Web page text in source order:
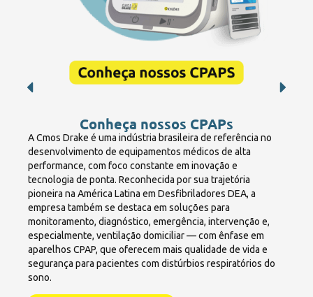
Conheça nossos CPAPs
A Cmos Drake é uma indústria brasileira de referência no
desenvolvimento de equipamentos médicos de alta
performance, com foco constante em inovação e
tecnologia de ponta. Reconhecida por sua trajetória
pioneira na América Latina em Desfibriladores DEA, a
empresa também se destaca em soluções para
monitoramento, diagnóstico, emergência, intervenção e,
especialmente, ventilação domiciliar — com ênfase em
aparelhos CPAP, que oferecem mais qualidade de vida e
segurança para pacientes com distúrbios respiratórios do
sono.